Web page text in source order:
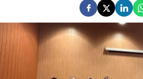
CULTURA
SOCIEDAD